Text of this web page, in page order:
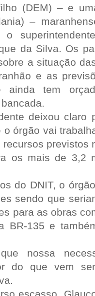
(DEM) – e
–
o
da Silva. Os
a situação
e as
ainda tem
deixou claro
o órgão vai
recursos previstos
os mais de 3,2
do DNIT, o
sendo que
para as obras
BR-135 e
que nossa
do que vem